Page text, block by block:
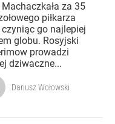
za 35
piłkarza
czyniąc go najlepiej
globu. Rosyjski
prowadzi
dziwaczne...
Dariusz Wołowski